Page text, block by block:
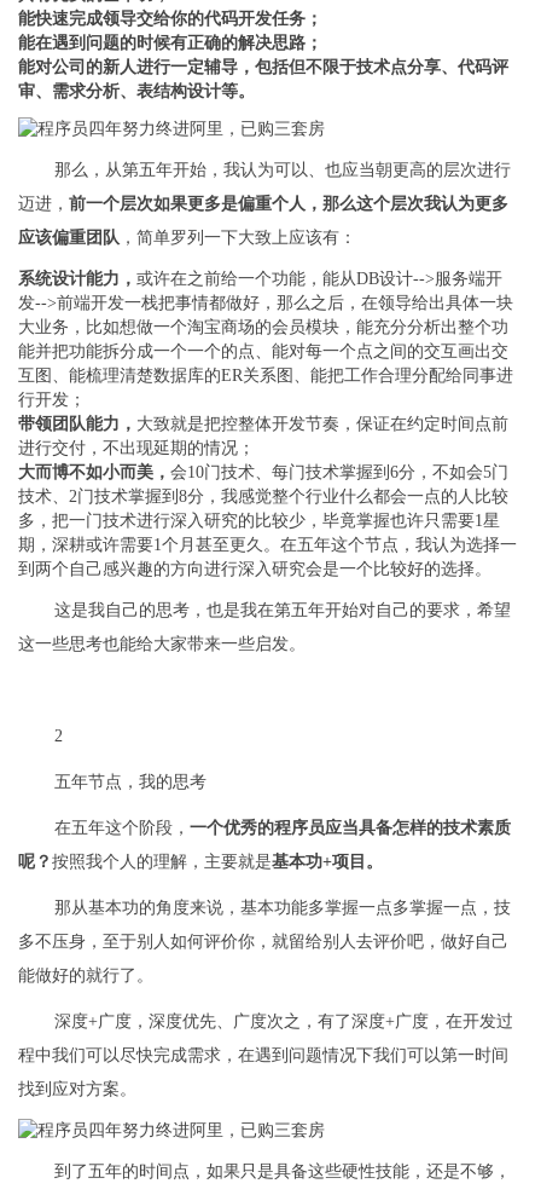
能快速完成领导交给你的代码开发任务；
能在遇到问题的时候有正确的解决思路；
能对公司的新人进行一定辅导，包括但不限于技术点分享、代码评
审、需求分析、表结构设计等。
那么，从第五年开始，我认为可以、也应当朝更高的层次进行
迈进， 前一个层次如果更多是偏重个人，那么这个层次我认为更多
应该偏重团队 ，简单罗列一下大致上应该有：
系统设计能力， 或许在之前给一个功能，能从DB设计-->服务端开
发-->前端开发一栈把事情都做好，那么之后，在领导给出具体一块
大业务，比如想做一个淘宝商场的会员模块，能充分分析出整个功
能并把功能拆分成一个一个的点、能对每一个点之间的交互画出交
互图、能梳理清楚数据库的ER关系图、能把工作合理分配给同事进
行开发；
带领团队能力， 大致就是把控整体开发节奏，保证在约定时间点前
进行交付，不出现延期的情况；
大而博不如小而美， 会10门技术、每门技术掌握到6分，不如会5门
技术、2门技术掌握到8分，我感觉整个行业什么都会一点的人比较
多，把一门技术进行深入研究的比较少，毕竟掌握也许只需要1星
期，深耕或许需要1个月甚至更久。在五年这个节点，我认为选择一
到两个自己感兴趣的方向进行深入研究会是一个比较好的选择。
这是我自己的思考，也是我在第五年开始对自己的要求，希望
这一些思考也能给大家带来一些启发。
2
五年节点，我的思考
在五年这个阶段， 一个优秀的程序员应当具备怎样的技术素质
呢？ 按照我个人的理解，主要就是基本功+项目。
那从基本功的角度来说，基本功能多掌握一点多掌握一点，技
多不压身，至于别人如何评价你，就留给别人去评价吧，做好自己
能做好的就行了。
深度+广度，深度优先、广度次之，有了深度+广度，在开发过
程中我们可以尽快完成需求，在遇到问题情况下我们可以第一时间
找到应对方案。
到了五年的时间点，如果只是具备这些硬性技能，还是不够，